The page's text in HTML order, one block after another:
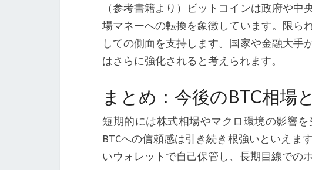
（参考書籍より）ビットコインは政府や
場マネーへの転換を象徴しています。限ら
しての側面を支持します。国家や金融大手
はさらに強化されると考えられます。
まとめ：今後のBTC相場
短期的には株式相場やマクロ環境の影響
BTCへの信頼感は引き続き根強いといえま
いウォレットで自己保管し、長期目線での